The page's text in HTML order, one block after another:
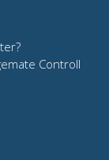
Controll